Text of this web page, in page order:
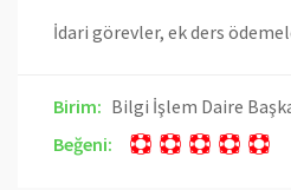
Birim: Bilgi İşlem Daire
Beğeni: